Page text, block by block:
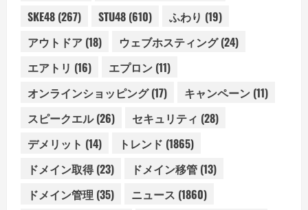
SKE48 (267) STU48 (610) ふわり (19)
アウトドア (18) ウェブホスティング(24)
エアトリ (16) エプロン (11)
オンラインショッピング(17) キャンペーン (11)
スピークエル(26) セキュリティ (28)
デメリット (14) トレンド (1865)
ドメイン取得(23) ドメイン移管 (13)
ドメイン管理 (35) ニュース (1860)